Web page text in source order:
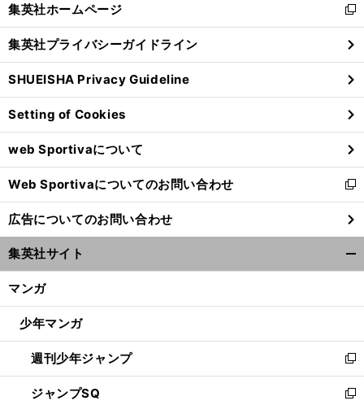
閉
る
集英社ホームページ
新
し
い
ウ
ィ
ン
ド
ウ
で
開
く
集英社プライバシーガイドライン
SHUEISHA Privacy Guideline
Setting of Cookies
web Sportivaについて
Web Sportivaについてのお問い合わせ
新
し
い
ウ
ィ
ン
ウ
開
く
広告についてのお問い合わせ
集英社サイト
マンガ
少年マンガ
週刊少年ジャンプ
新
し
い
ジャンプSQ
新